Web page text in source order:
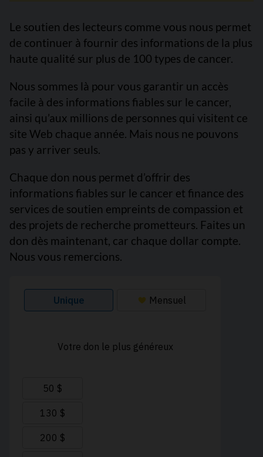
Le soutien des lecteurs comme vous nous permet
de continuer à fournir des informations de la plus
haute qualité sur plus de 100 types de cancer.
Nous sommes là pour vous garantir un accès
facile à des informations fiables sur le cancer,
ainsi qu’aux millions de personnes qui visitent ce
site Web chaque année. Mais nous ne pouvons
pas y arriver seuls.
Chaque don nous permet d’offrir des
informations fiables sur le cancer et finance des
services de soutien empreints de compassion et
des projets de recherche prometteurs. Faites un
don dès maintenant, car chaque dollar compte.
Nous vous remercions.